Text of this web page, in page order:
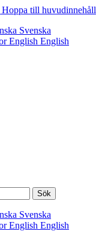
Hoppa till huvudinnehåll
Svenska
English
Sök
Svenska
English